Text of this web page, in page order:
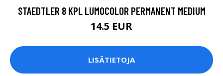
STAEDTLER 8 KPL LUMOCOLOR PERMANENT MEDIUM
14.5 EUR
LISÄTIETOJA